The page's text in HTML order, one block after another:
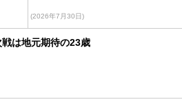
(2026年7月30日)
は地元期待の23歳